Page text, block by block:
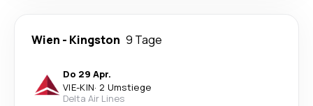
Wien - Kingston 9 Tage
Do 29 Apr.
VIE-KIN· 2 Umstiege
Delta Air Lines